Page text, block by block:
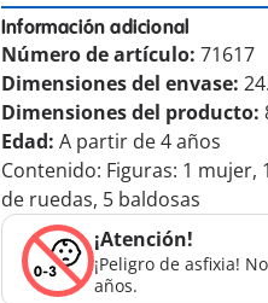
Información adicional
Número de artículo: 71617
Dimensiones del envase:
Dimensiones del producto:
Edad: A partir de 4 años
Contenido: Figuras: 1 mujer,
de ruedas, 5 baldosas
¡Atención!
¡Peligro de asfixia!
años.